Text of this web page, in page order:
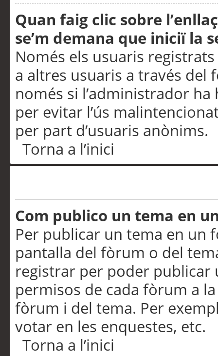
Quan faig clic sobre
se’m demana que iniciï la
Només els usuaris
a altres usuaris a través
només si l’administrador
per evitar l’ús
per part d’usuaris anònims.
Torna a l’inici
Com publico un tema en
Per publicar un tema en un
pantalla del fòrum o del
registrar per poder publicar
permisos de cada fòrum a
fòrum i del tema. Per
votar en les enquestes, etc.
Torna a l’inici